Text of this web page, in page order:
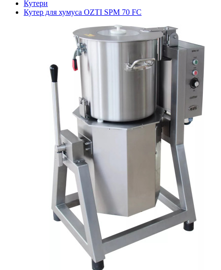
Кутери
Кутер для хумуса OZTI SPM 70 FC